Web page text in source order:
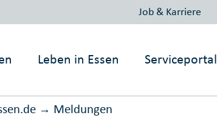
Job & Karriere
Leben in Essen Serviceportal
→ Meldungen